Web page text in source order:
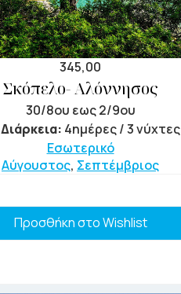
345,00
Σκόπελο- Αλόννησος
30/8ου εως 2/9ου
Διάρκεια: 4ημέρες / 3 νύχτες
Εσωτερικό
Αύγουστος, Σεπτέμβριος
Προσθήκη στο Wishlist